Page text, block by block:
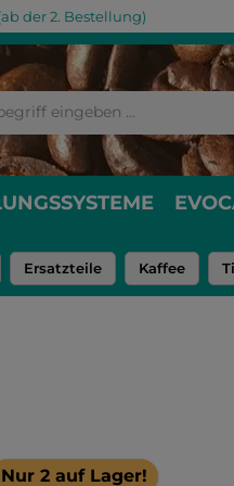
der 2. Bestellung)
Ersatzteile Kaffee
Nur 2 auf Lager!